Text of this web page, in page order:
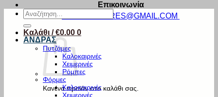
Επικοινωνία
DETOISTORES@GMAIL.COM
Καλάθι /€0.00 0
Κανένα προϊόν στο καλάθι σας.
Αναζήτηση
για:
ΑΝΔΡΑΣ
Πυτζάμες
Καλοκαιρινές
Χειμερινές
Ρόμπες
Φόρμες
Καλοκαιρινές
Χειμερινές